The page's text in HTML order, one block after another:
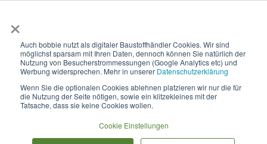
×
Auch bobbie nutzt als digitaler Baustoffhändler Cookies. Wir sind
möglichst sparsam mit Ihren Daten, dennoch können Sie natürlich der
Nutzung von Besucherstrommessungen (Google Analytics etc) und
Werbung widersprechen. Mehr in unserer Datenschutzerklärung
Wenn Sie die optionalen Cookies ablehnen platzieren wir nur die für
die Nutzung der Seite nötigen, sowie ein klitzekleines mit der
Tatsache, dass sie keine Cookies wollen.
Cookie Einstellungen
Curaflex D mit DPS DN 350
für 250,0 - 259,0 GGV / EPDM